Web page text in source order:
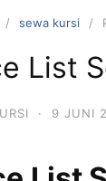
sewa kursi
List
· 9 JUNI